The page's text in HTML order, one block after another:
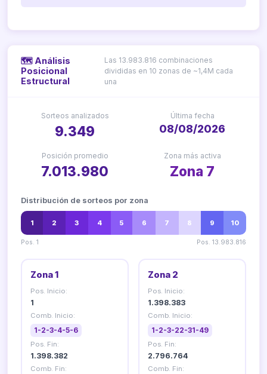
🗺️ Análisis
Posicional
Estructural
Las 13.983.816 combinaciones
divididas en 10 zonas de ~1,4M cada
una
Sorteos analizados
9.349
Última fecha
08/08/2026
Posición promedio
7.013.980
Zona más activa
Zona 7
Distribución de sorteos por zona
1 2 3 4 5 6 7 8 9 10
Pos. 1 Pos. 13.983.816
Zona 1
Pos. Inicio:
1
Comb. Inicio:
1-2-3-4-5-6
Pos. Fin:
1.398.382
Comb. Fin:
Zona 2
Pos. Inicio:
1.398.383
Comb. Inicio:
1-2-3-22-31-49
Pos. Fin:
2.796.764
Comb. Fin: